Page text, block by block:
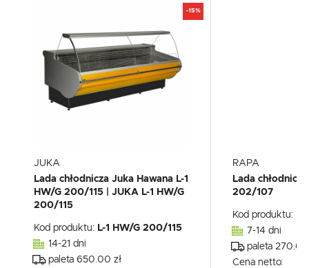
-15%
JUKA
Lada chłodnicza Juka Hawana L-1
HW/G 200/115 | JUKA L-1 HW/G
200/115
Kod produktu: L-1 HW/G 200/115
14-21 dni
paleta 650.00 zł
RAPA
Lada
202/107
Kod produktu:
7-14 dni
paleta 270.00
Cena netto: